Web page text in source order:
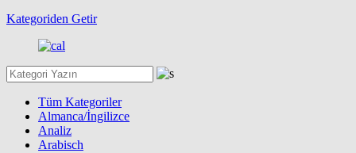
Kategoriden Getir
Tüm Kategoriler
Almanca/İngilizce
Analiz
Arabisch